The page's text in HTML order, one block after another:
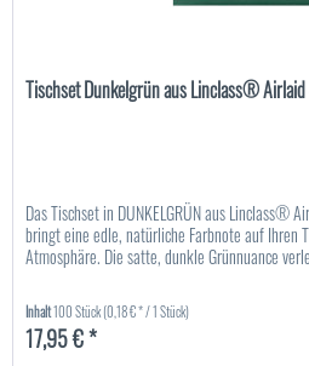
Tischset Dunkelgrün aus Linclass®
Das Tischset in DUNKELGRÜN aus Linclass®
bringt eine edle, natürliche Farbnote auf Ihren
Atmosphäre. Die satte, dunkle Grünnuance
Inhalt100 Stück(0,18 € * / 1 Stück)
17,95 € *